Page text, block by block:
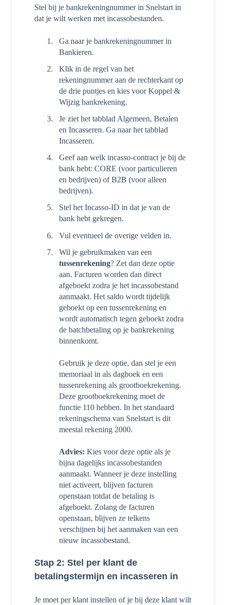
Stel bij je bankrekeningnummer in Snelstart in
dat je wilt werken met incassobestanden.
Ga naar je bankrekeningnummer in
Bankieren.
Klik in de regel van het
rekeningnummer aan de rechterkant op
de drie puntjes en kies voor Koppel &
Wijzig bankrekening.
Je ziet het tabblad Algemeen, Betalen
en Incasseren. Ga naar het tabblad
Incasseren.
Geef aan welk incasso-contract je bij de
bank hebt: CORE (voor particulieren
en bedrijven) of B2B (voor alleen
bedrijven).
Stel het Incasso-ID in dat je van de
bank hebt gekregen.
Vul eventueel de overige velden in.
Wil je gebruikmaken van een
tussenrekening? Zet dan deze optie
aan. Facturen worden dan direct
afgeboekt zodra je het incassobestand
aanmaakt. Het saldo wordt tijdelijk
geboekt op een tussenrekening en
wordt automatisch tegen geboekt zodra
de batchbetaling op je bankrekening
binnenkomt.
Gebruik je deze optie, dan stel je een
memoriaal in als dagboek en een
tussenrekening als grootboekrekening.
Deze grootboekrekening moet de
functie 110 hebben. In het standaard
rekeningschema van Snelstart is dit
meestal rekening 2000.
Advies: Kies voor deze optie als je
bijna dagelijks incassobestanden
aanmaakt. Wanneer je deze instelling
niet activeert, blijven facturen
openstaan totdat de betaling is
afgeboekt. Zolang de facturen
openstaan, blijven ze telkens
verschijnen bij het aanmaken van een
nieuw incassobestand.
Stap 2: Stel per klant de
betalingstermijn en incasseren in
Je moet per klant instellen of je bij deze klant wilt